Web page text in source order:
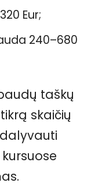
Eur;
240–680
taškų
skaičių